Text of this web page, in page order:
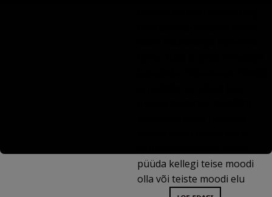
püüda kellegi teise moodi
olla või teiste moodi elu